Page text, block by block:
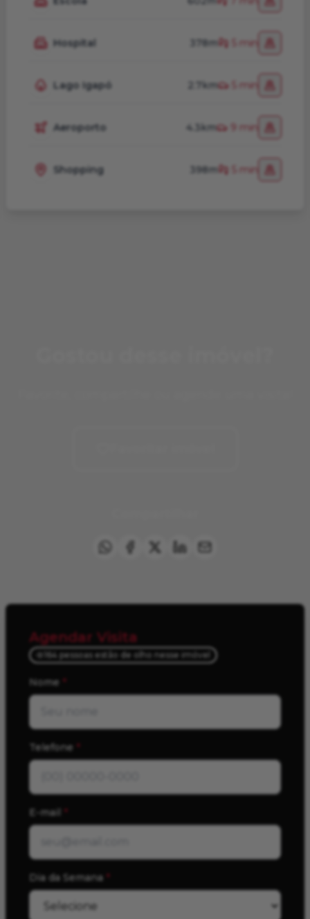
Hospital 378m 5 min
Lago Igapó 2.7km 5 min
Aeroporto 4.3km 9 min
Shopping 398m 5 min
Agendar Visita
164 pessoas estão de olho nesse imóvel
Nome *
Telefone *
E-mail *
Dia da Semana *